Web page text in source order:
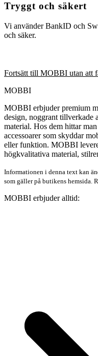
Tryggt och säkert
Vi använder BankID och
och säker.
Fortsätt till MOBBI utan att
MOBBI
MOBBI erbjuder premium
design, noggrant tillverkade
material. Hos dem hittar
accessoarer som skyddar
eller funktion. MOBBI
högkvalitativa material,
Informationen i denna text kan
som gäller på butikens hemsida.
MOBBI erbjuder alltid: